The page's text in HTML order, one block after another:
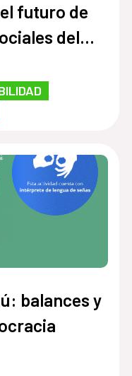
futuro de
del
balances y